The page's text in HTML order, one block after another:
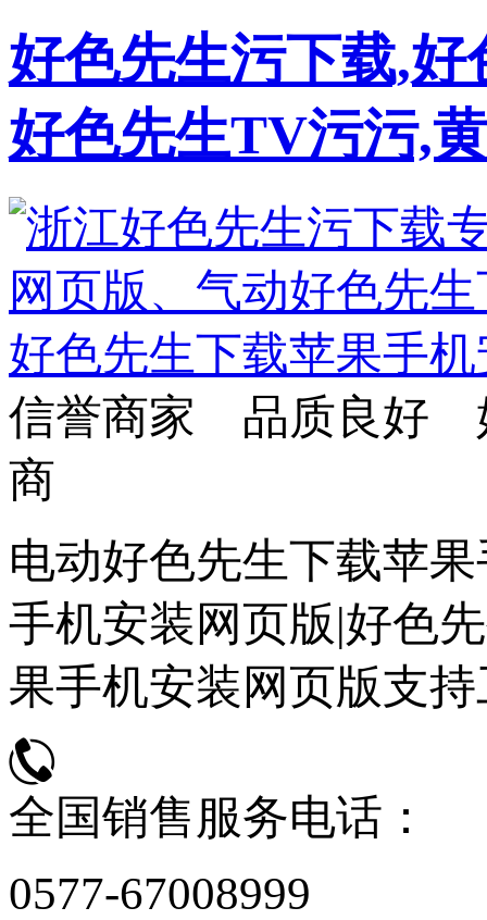
好色先生污下载,
好色先生TV污污,
信誉商家 品质良好
商
电动好色先生下载苹
手机安装网页版|好色
果手机安装网页版支
全国销售服务电话：
0577-67008999